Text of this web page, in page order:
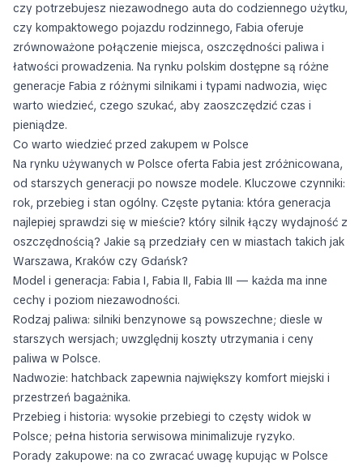
czy potrzebujesz niezawodnego auta do codziennego użytku,
czy kompaktowego pojazdu rodzinnego, Fabia oferuje
zrównoważone połączenie miejsca, oszczędności paliwa i
łatwości prowadzenia. Na rynku polskim dostępne są różne
generacje Fabia z różnymi silnikami i typami nadwozia, więc
warto wiedzieć, czego szukać, aby zaoszczędzić czas i
pieniądze.
Co warto wiedzieć przed zakupem w Polsce
Na rynku używanych w Polsce oferta Fabia jest zróżnicowana,
od starszych generacji po nowsze modele. Kluczowe czynniki:
rok, przebieg i stan ogólny. Częste pytania: która generacja
najlepiej sprawdzi się w mieście? który silnik łączy wydajność z
oszczędnością? Jakie są przedziały cen w miastach takich jak
Warszawa, Kraków czy Gdańsk?
Model i generacja: Fabia I, Fabia II, Fabia III — każda ma inne
cechy i poziom niezawodności.
Rodzaj paliwa: silniki benzynowe są powszechne; diesle w
starszych wersjach; uwzględnij koszty utrzymania i ceny
paliwa w Polsce.
Nadwozie: hatchback zapewnia największy komfort miejski i
przestrzeń bagażnika.
Przebieg i historia: wysokie przebiegi to częsty widok w
Polsce; pełna historia serwisowa minimalizuje ryzyko.
Porady zakupowe: na co zwracać uwagę kupując w Polsce